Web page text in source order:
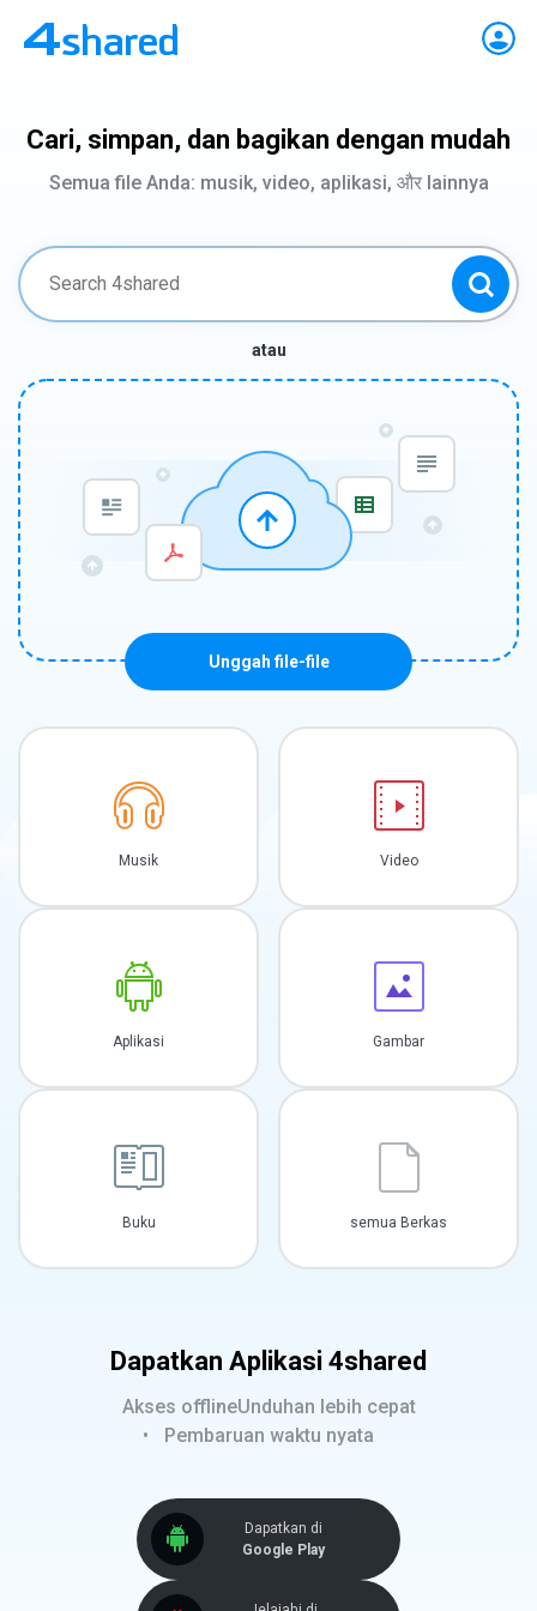
Cari, simpan, dan bagikan dengan mudah
Semua file Anda: musik, video, aplikasi, और lainnya
atau
Unggah file-file
Musik Video
Aplikasi Gambar
Buku semua Berkas
Dapatkan Aplikasi 4shared
Akses offlineUnduhan lebih cepat
Pembaruan waktu nyata
Dapatkan di
Google Play